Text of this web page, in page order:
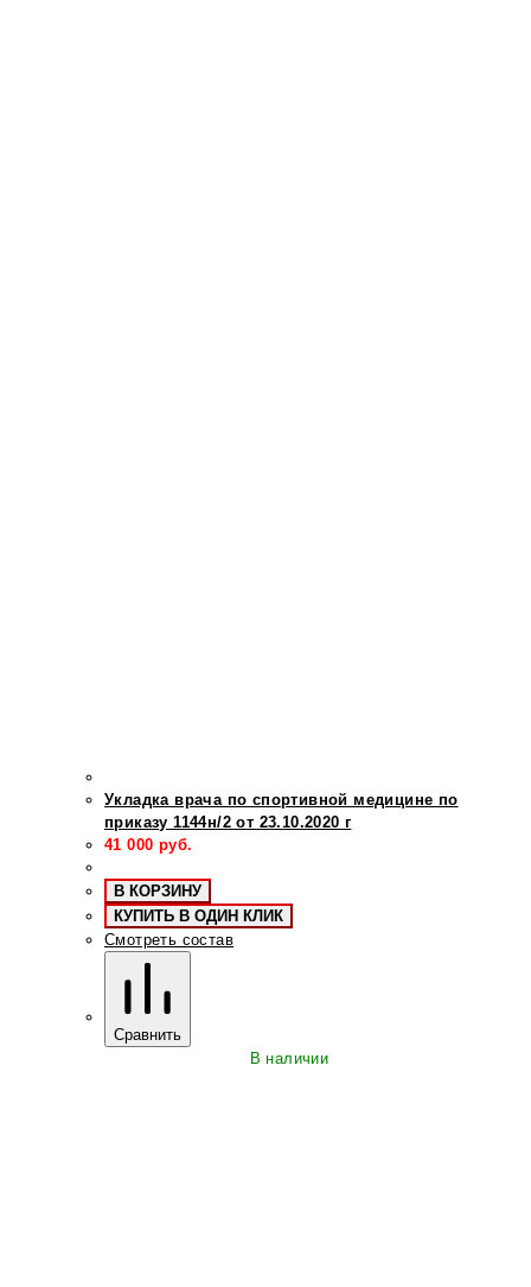
Укладка врача по спортивной медицине по
приказу 1144н/2 от 23.10.2020 г
41 000 руб.
В КОРЗИНУ
КУПИТЬ В ОДИН КЛИК
Смотреть состав
Сравнить
В наличии